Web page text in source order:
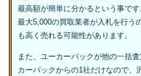
最高額が簡単に分かるという事です
最大5,000の買取業者が入札を行う
も高く売れる可能性があります。
また、ユーカーパックが他の一括
カーパックからの1社だけなので、